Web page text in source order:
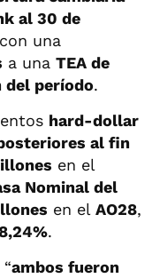
al 30 de
una
a una TEA de
del período.
hard-dollar
al fin
en el
Nominal del
en el AO28,
.
ambos fueron